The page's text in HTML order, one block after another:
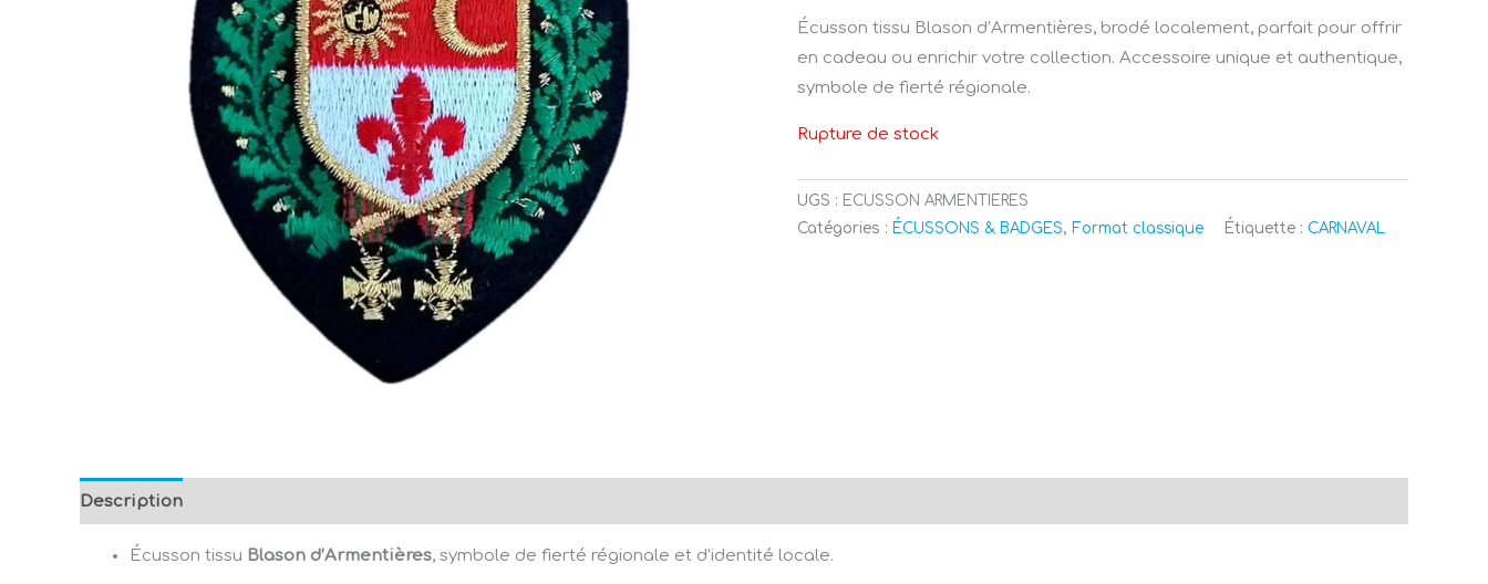
Écusson tissu Blason d’Armentières, brodé localement, parfait pour offrir
en cadeau ou enrichir votre collection. Accessoire unique et authentique,
symbole de fierté régionale.
Rupture de stock
UGS : ECUSSON ARMENTIERES
Catégories : ÉCUSSONS & BADGES, Format classique Étiquette : CARNAVAL
Description
Écusson tissu Blason d’Armentières, symbole de fierté régionale et d’identité locale.